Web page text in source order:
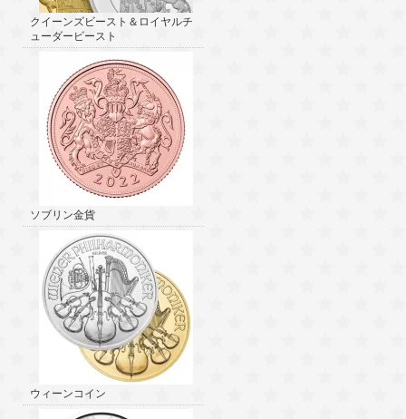
クイーンズビースト＆ロイヤルチ
ューダービースト
ソブリン金貨
ウィーンコイン